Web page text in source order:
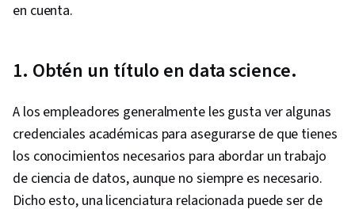
Data, Metadata Management, Data Storage,
Formulas, Pivot Tables And Charts,
Consolidation, Query Languages, Data
Compilation, Database Management, Data
Integration, Dashboard Creation, Web Content
Accessibility Guidelines, Design Elements And
en cuenta.
1. Obtén un título en data science.
A los empleadores generalmente les gusta ver algunas
credenciales académicas para asegurarse de que tienes
los conocimientos necesarios para abordar un trabajo
de ciencia de datos, aunque no siempre es necesario.
Dicho esto, una licenciatura relacionada puede ser de